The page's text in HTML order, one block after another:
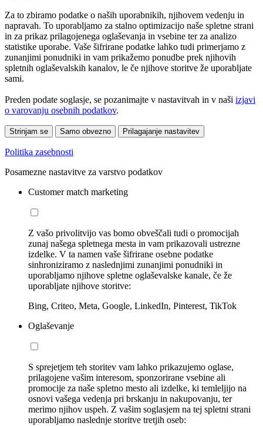
Za to zbiramo podatke o naših uporabnikih, njihovem vedenju in
napravah. To uporabljamo za stalno optimizacijo naše spletne strani
in za prikaz prilagojenega oglaševanja in vsebine ter za analizo
statistike uporabe. Vaše šifrirane podatke lahko tudi primerjamo z
zunanjimi ponudniki in vam prikažemo ponudbe prek njihovih
spletnih oglaševalskih kanalov, le če njihove storitve že uporabljate
sami.
Preden podate soglasje, se pozanimajte v nastavitvah in v naši izjavi
o varovanju osebnih podatkov.
Strinjam se Samo obvezno Prilagajanje nastavitev
Politika zasebnosti
Posamezne nastavitve za varstvo podatkov
Customer match marketing
Z vašo privolitvijo vas bomo obveščali tudi o promocijah
zunaj našega spletnega mesta in vam prikazovali ustrezne
izdelke. V ta namen vaše šifrirane osebne podatke
sinhroniziramo z naslednjimi zunanjimi ponudniki in
uporabljamo njihove spletne oglaševalske kanale, če že
uporabljate njihove storitve:
Bing, Criteo, Meta, Google, LinkedIn, Pinterest, TikTok
Oglaševanje
S sprejetjem teh storitev vam lahko prikazujemo oglase,
prilagojene vašim interesom, sponzorirane vsebine ali
promocije za naše spletno mesto ali izdelke, ki temleljijo na
osnovi vašega vedenja pri brskanju in nakupovanju, ter
merimo njihov uspeh. Z vašim soglasjem na tej spletni strani
uporabljamo naslednje storitve tretjih oseb: